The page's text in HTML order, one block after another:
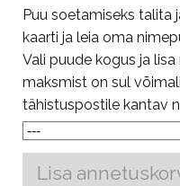
Puu soetamiseks talita
kaarti ja leia oma
Vali puude kogus ja
maksmist on sul
tähistuspostile kantav
Lisa